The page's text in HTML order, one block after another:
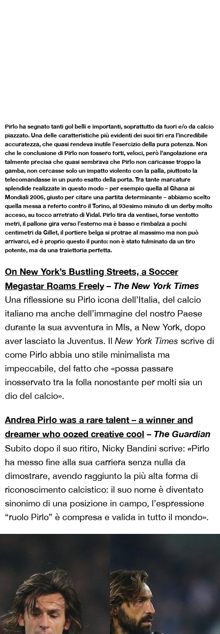
Pirlo ha segnato tanti gol belli e importanti, soprattutto da fuori e/o da calcio
piazzato. Una delle caratteristiche più evidenti dei suoi tiri era l’incredibile
accuratezza, che quasi rendeva inutile l’esercizio della pura potenza. Non
che le conclusione di Pirlo non fossero forti, veloci, però l’angolazione era
talmente precisa che quasi sembrava che Pirlo non caricasse troppo la
gamba, non cercasse solo un impatto violento con la palla, piuttosto la
telecomandasse in un punto esatto della porta. Tra tante marcature
splendide realizzate in questo modo – per esempio quella al Ghana ai
Mondiali 2006, giusto per citare una partita determinante – abbiamo scelto
quella messa a referto contro il Torino, al 93esimo minuto di un derby molto
acceso, su tocco arretrato di Vidal. Pirlo tira da ventisei, forse ventotto
metri, il pallone gira verso l’esterno ma è basso e rimbalza a pochi
centimetri da Gillet, il portiere belga si protrae al massimo ma non può
arrivarci, ed è proprio questo il punto: non è stato fulminato da un tiro
potente, ma da una traiettoria perfetta.
On New York’s Bustling Streets, a Soccer
Megastar Roams Freely– The New York Times
Una riflessione su Pirlo icona dell’Italia, del calcio
italiano ma anche dell’immagine del nostro Paese
durante la sua avventura in Mls, a New York, dopo
aver lasciato la Juventus. Il New York Times scrive di
come Pirlo abbia uno stile minimalista ma
impeccabile, del fatto che «possa passare
inosservato tra la folla nonostante per molti sia un
dio del calcio».
Andrea Pirlo was a rare talent – a winner and
dreamer who oozed creative cool – The Guardian
Subito dopo il suo ritiro, Nicky Bandini scrive: «Pirlo
ha messo fine alla sua carriera senza nulla da
dimostrare, avendo raggiunto la più alta forma di
riconoscimento calcistico: il suo nome è diventato
sinonimo di una posizione in campo, l’espressione
“ruolo Pirlo” è compresa e valida in tutto il mondo».